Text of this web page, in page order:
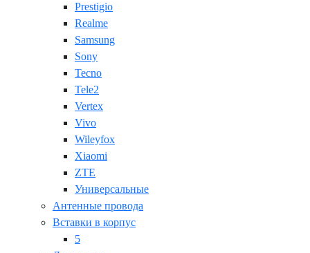
Prestigio
Realme
Samsung
Sony
Tecno
Tele2
Vertex
Vivo
Wileyfox
Xiaomi
ZTE
Универсальные
Антенные провода
Вставки в корпус
5